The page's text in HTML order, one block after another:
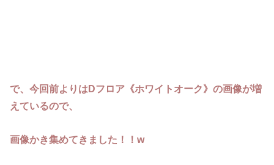
で、今回前よりはDフロア《ホワイトオーク》の画像が増
えているので、
画像かき集めてきました！！w